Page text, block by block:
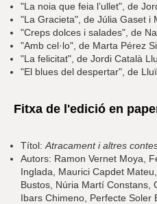
"La noia que feia l’ullet", de
"La Gracieta", de Júlia Gaset i
"Creps dolces i salades", de
"Amb cel·lo", de Marta Pérez
"La felicitat", de Jordi Català
"El blues del despertar", de
Fitxa de l'edició en
Títol: Atracament i altres
Autors: Ramon Vernet Moya,
Inglada, Maurici Capdet
Bustos, Núria Martí Constans,
Ibars Chimeno, Perfecte Soler